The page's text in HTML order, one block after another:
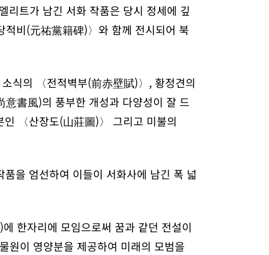
리트가 남긴 서화 작품은 당시 정세에 깊
비(元祐黨籍碑)〉와 함께 전시되어 북
식의 〈전적벽부(前赤壁賦)〉, 황정견의
書風)의 풍부한 개성과 다양성이 잘 드
〈산장도(山莊圖)〉 그리고 미불의
을 엄선하여 이들이 서화사에 남긴 폭 넓
한자리에 모임으로써 꿈과 같던 전설이
원이 영양분을 제공하여 미래의 모범을